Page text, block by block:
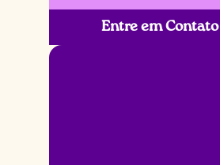
Entre em Contato